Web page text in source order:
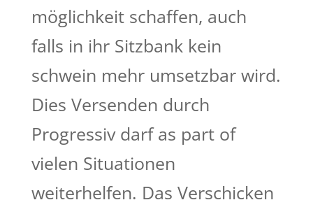
möglichkeit schaffen, auch
falls in ihr Sitzbank kein
schwein mehr umsetzbar wird.
Dies Versenden durch
Progressiv darf as part of
vielen Situationen
weiterhelfen. Das Verschicken